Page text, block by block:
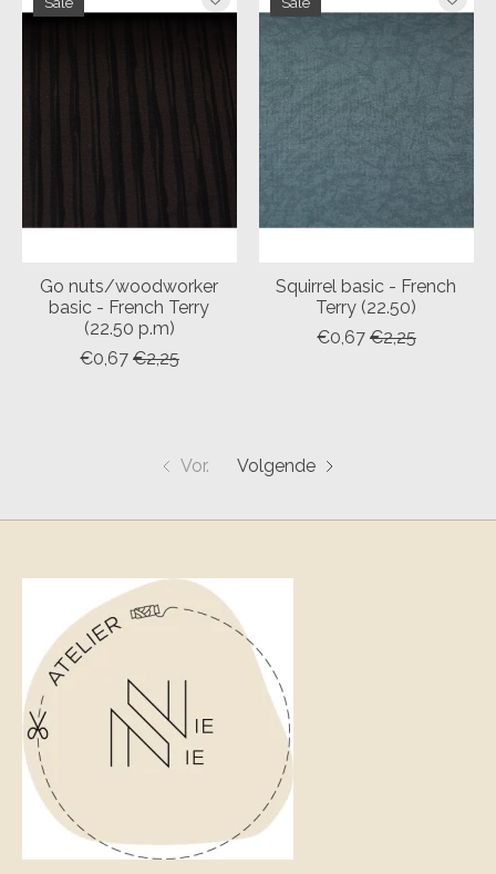
Go nuts/woodworker
basic - French Terry
(22.50 p.m)
€0,67 €2,25
Squirrel basic - French
Terry (22.50)
€0,67 €2,25
Vor. Volgende